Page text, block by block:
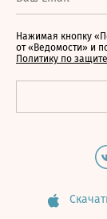
Нажимая кнопку
от «Ведомости» и
Политику по